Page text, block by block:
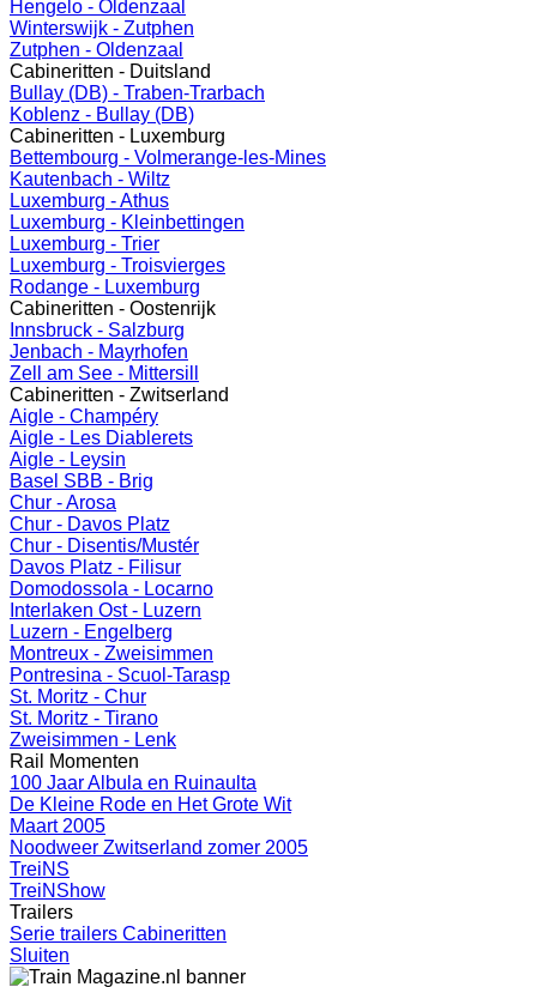
Hengelo - Oldenzaal
Winterswijk - Zutphen
Zutphen - Oldenzaal
Cabineritten - Duitsland
Bullay (DB) - Traben-Trarbach
Koblenz - Bullay (DB)
Cabineritten - Luxemburg
Bettembourg - Volmerange-les-Mines
Kautenbach - Wiltz
Luxemburg - Athus
Luxemburg - Kleinbettingen
Luxemburg - Trier
Luxemburg - Troisvierges
Rodange - Luxemburg
Cabineritten - Oostenrijk
Innsbruck - Salzburg
Jenbach - Mayrhofen
Zell am See - Mittersill
Cabineritten - Zwitserland
Aigle - Champéry
Aigle - Les Diablerets
Aigle - Leysin
Basel SBB - Brig
Chur - Arosa
Chur - Davos Platz
Chur - Disentis/Mustér
Davos Platz - Filisur
Domodossola - Locarno
Interlaken Ost - Luzern
Luzern - Engelberg
Montreux - Zweisimmen
Pontresina - Scuol-Tarasp
St. Moritz - Chur
St. Moritz - Tirano
Zweisimmen - Lenk
Rail Momenten
100 Jaar Albula en Ruinaulta
De Kleine Rode en Het Grote Wit
Maart 2005
Noodweer Zwitserland zomer 2005
TreiNS
TreiNShow
Trailers
Serie trailers Cabineritten
Sluiten